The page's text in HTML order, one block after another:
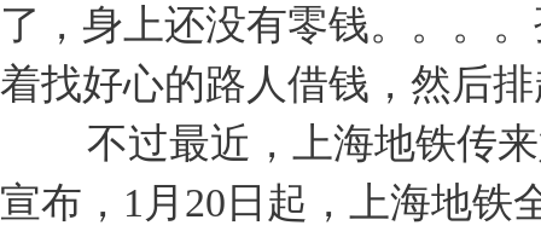
了，身上还没有零钱。。。
着找好心的路人借钱，然后
不过最近，上海地铁传
宣布，1月20日起，上海地铁